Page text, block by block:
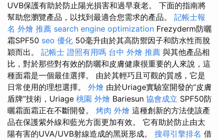
UVB保護有助於防止陽光損害和過早衰老。 下面的指南將
幫助您瀏覽產品，以找到最適合您需求的產品。 記帳士報
名 外燴 推薦 search engine optimization Frezyderm防曬
霜SPF50 seo 優化 50毫升由於其高防禦因子和防水性而脫
穎而出。 記帳士 證照有用嗎 台中 外燴 推薦 與其他產品相
比，對於那些對有效的防曬和皮膚健康很重要的人來說，這
種面霜是一個最佳選擇。 由於其輕巧且可觀的質感，它是
日常使用的理想選擇。 外燴 由於Uriage實驗室開發的“皮膚
盾牌”技術，Uriage 桃園 外燴 Bariesun 協會成立 SPF50防
曬霜面霜正在不斷開發。 烤肉 外燴 這種創新的方法使該產
品在保護紫外線和藍光方面更加有效。 它有助於防止由太
陽有害的UVA/UVB射線造成的黑斑形成。 搜尋引擎排名 借